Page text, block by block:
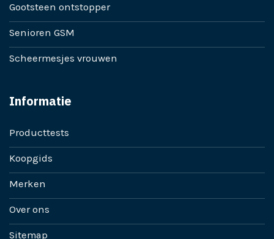
Gootsteen ontstopper
Senioren GSM
Scheermesjes vrouwen
Informatie
Producttests
Koopgids
Merken
Over ons
Sitemap